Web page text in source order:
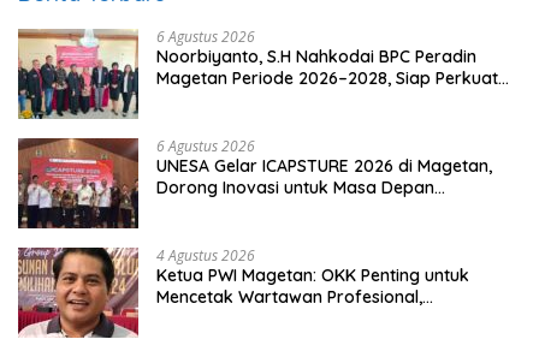
6 Agustus 2026
Noorbiyanto, S.H Nahkodai BPC Peradin
Magetan Periode 2026–2028, Siap Perkuat
6 Agustus 2026
UNESA Gelar ICAPSTURE 2026 di Magetan,
Dorong Inovasi untuk Masa Depan
4 Agustus 2026
Ketua PWI Magetan: OKK Penting untuk
Mencetak Wartawan Profesional,